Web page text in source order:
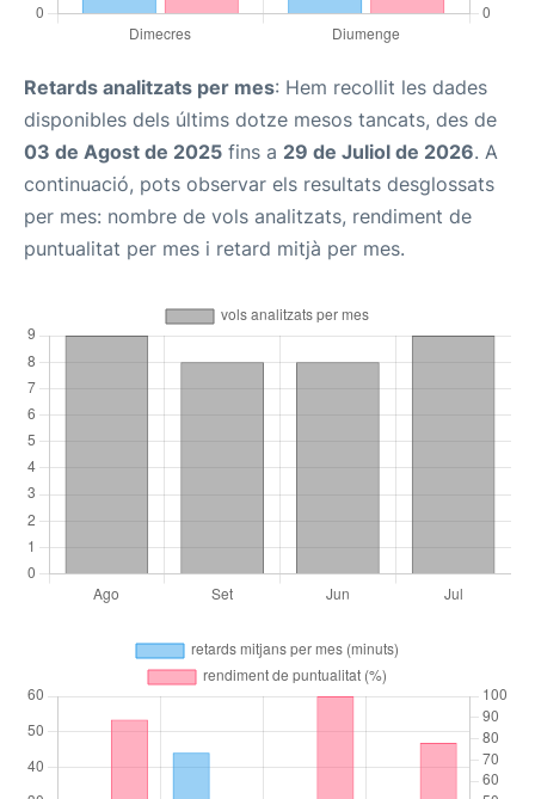
Retards analitzats per mes: Hem recollit les dades
disponibles dels últims dotze mesos tancats, des de
03 de Agost de 2025 fins a 29 de Juliol de 2026. A
continuació, pots observar els resultats desglossats
per mes: nombre de vols analitzats, rendiment de
puntualitat per mes i retard mitjà per mes.